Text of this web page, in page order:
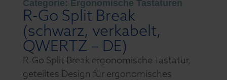
Categorie: Ergonomische Tastaturen
R-Go Split Break
(schwarz, verkabelt,
QWERTZ – DE)
R-Go Split Break ergonomische Tastatur,
geteiltes Design für ergonomisches